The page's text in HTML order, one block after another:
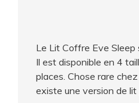
Le Lit Coffre Eve Sleep
Il est disponible en 4
places. Chose rare
existe une version de lit